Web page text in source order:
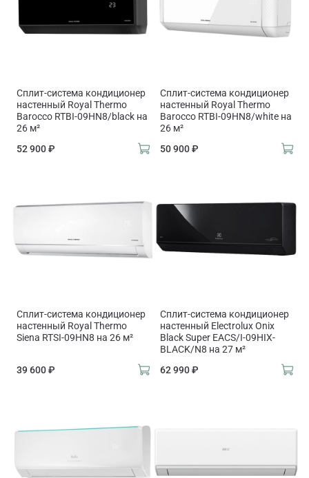
Сплит-система кондиционер
настенный Royal Thermo
Barocco RTBI-09HN8/black на
26 м²
52 900 ₽
Сплит-система кондиционер
настенный Royal Thermo
Barocco RTBI-09HN8/white на
26 м²
50 900 ₽
Сплит-система кондиционер
настенный Royal Thermo
Siena RTSI-09HN8 на 26 м²
39 600 ₽
Сплит-система кондиционер
настенный Electrolux Onix
Black Super EACS/I-09HIX-
BLACK/N8 на 27 м²
62 990 ₽